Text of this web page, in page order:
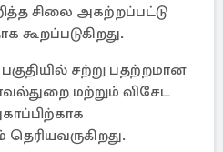
சிலை அகற்றப்பட்டு
சற்று பதற்றமான
மற்றும் விசேட